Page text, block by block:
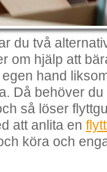
du två
om hjälp att
hand
Då behöver
så löser
att anlita en
köra och